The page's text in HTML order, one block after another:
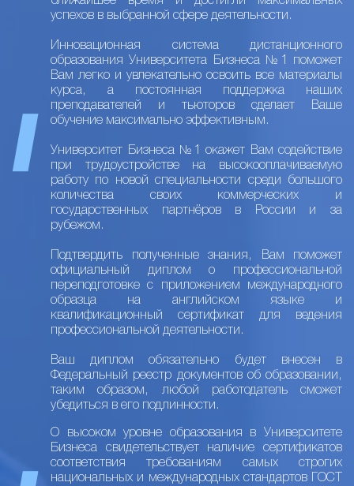
успехов в выбранной сфере деятельности.
Инновационная система дистанционного
образования Университета Бизнеса №1 поможет
Вам легко и увлекательно освоить все материалы
курса, а постоянная поддержка наших
преподавателей и тьюторов сделает Ваше
обучение максимально эффективным.
Университет Бизнеса №1 окажет Вам содействие
при трудоустройстве на высокооплачиваемую
работу по новой специальности среди большого
количества своих коммерческих и
государственных партнёров в России и за
рубежом.
Подтвердить полученные знания, Вам поможет
официальный диплом о профессиональной
переподготовке с приложением международного
образца на английском языке и
квалификационный сертификат для ведения
профессиональной деятельности.
Ваш диплом обязательно будет внесен в
Федеральный реестр документов об образовании,
таким образом, любой работодатель сможет
убедиться в его подлинности.
О высоком уровне образования в Университете
Бизнеса свидетельствует наличие сертификатов
соответствия требованиям самых строгих
национальных и международных стандартов ГОСТ